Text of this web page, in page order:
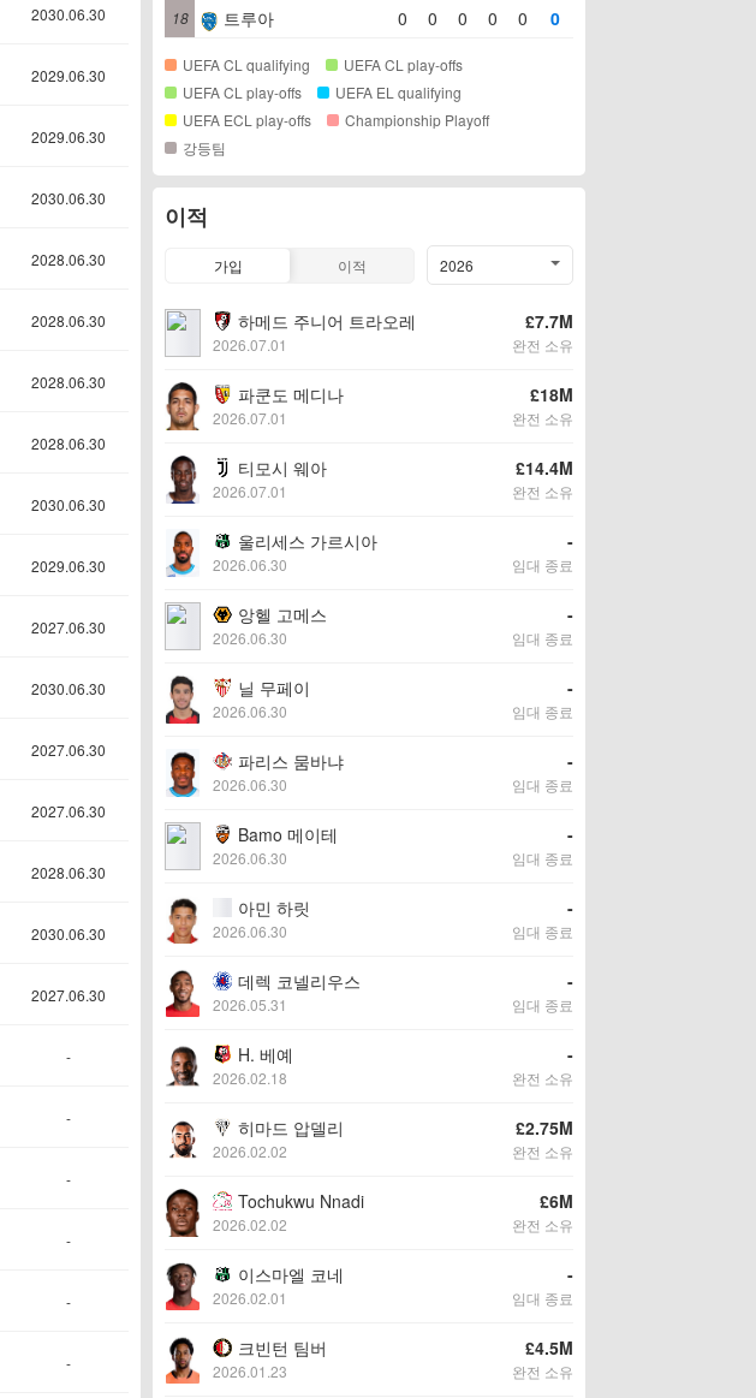
2030.06.30
2029.06.30
2029.06.30
2030.06.30
2028.06.30
2028.06.30
2028.06.30
2028.06.30
2030.06.30
2029.06.30
2027.06.30
2030.06.30
2027.06.30
2027.06.30
2028.06.30
2030.06.30
2027.06.30
-
-
-
-
-
-
18 트루아 0 0 0 0 0 0
UEFA CL qualifying
UEFA CL play-offs
UEFA CL play-offs
UEFA EL qualifying
UEFA ECL play-offs
Championship Playoff
강등팀
이적
가입 이적 2026
하메드 주니어 트라오레
2026.07.01
£7.7M
완전 소유
파쿤도 메디나
2026.07.01
£18M
완전 소유
티모시 웨아
2026.07.01
£14.4M
완전 소유
울리세스 가르시아
2026.06.30
-
임대 종료
앙헬 고메스
2026.06.30
-
임대 종료
닐 무페이
2026.06.30
-
임대 종료
파리스 뭄바냐
2026.06.30
-
임대 종료
Bamo 메이테
2026.06.30
-
임대 종료
아민 하릿
2026.06.30
-
임대 종료
데렉 코넬리우스
2026.05.31
-
임대 종료
H. 베예
2026.02.18
-
완전 소유
히마드 압델리
2026.02.02
£2.75M
완전 소유
Tochukwu Nnadi
2026.02.02
£6M
완전 소유
이스마엘 코네
2026.02.01
-
임대 종료
크빈턴 팀버
2026.01.23
£4.5M
완전 소유